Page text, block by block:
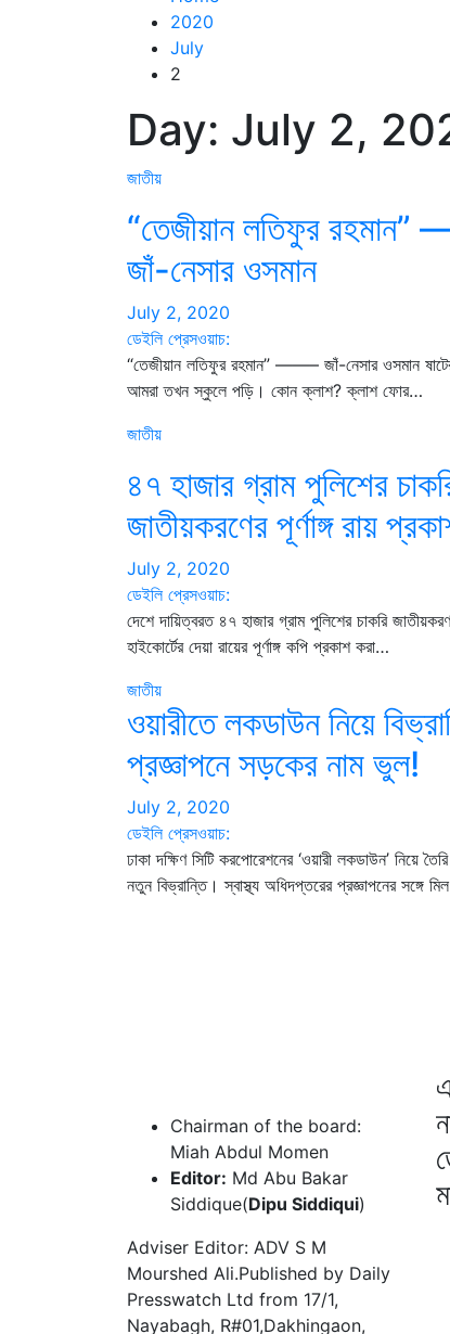
2020
July
2
Day: July 2,
জাতীয়
“তেজীয়ান লতিফুর
জাঁ-নেসার ওসমান
July 2, 2020
ডেইলি প্রেসওয়াচ:
“তেজীয়ান লতিফুর রহমান” ——– জাঁ-নেসার ওসমান
আমরা তখন স্কুলে পড়ি। কোন ক্লাশ? ক্লাশ ফোর…
জাতীয়
৪৭ হাজার গ্রাম পুলিশের
জাতীয়করণের পূর্ণাঙ্গ রায়
July 2, 2020
ডেইলি প্রেসওয়াচ:
দেশে দায়িত্বরত ৪৭ হাজার গ্রাম পুলিশের চাকরি
হাইকোর্টের দেয়া রায়ের পূর্ণাঙ্গ কপি প্রকাশ করা…
জাতীয়
ওয়ারীতে লকডাউন নিয়ে
প্রজ্ঞাপনে সড়কের নাম ভুল!
July 2, 2020
ডেইলি প্রেসওয়াচ:
ঢাকা দক্ষিণ সিটি করপোরেশনের ‘ওয়ারী লকডাউন’ নিয়ে
নতুন বিভ্রান্তি। স্বাস্থ্য অধিদপ্তরের প্রজ্ঞাপনের সঙ্গে
Chairman of the board:
Miah Abdul Momen
Editor: Md Abu Bakar
Siddique(Dipu Siddiqui)
Adviser Editor: ADV S M
Mourshed Ali.Published by Daily
Presswatch Ltd from 17/1,
Nayabagh, R#01,Dakhingaon,